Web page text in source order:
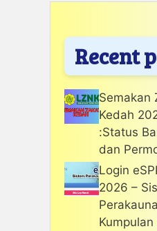
Recent
Semakan
Kedah
:Status
dan
Login
2026 –
Kumpulan